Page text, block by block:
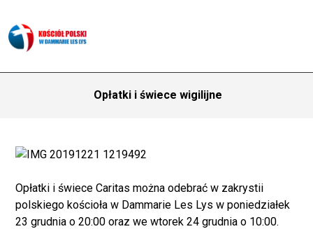
Opłatki i świece wigilijne
Opłatki i świece Caritas można odebrać w zakrystii
polskiego kościoła w Dammarie Les Lys w poniedziałek
23 grudnia o 20:00 oraz we wtorek 24 grudnia o 10:00.